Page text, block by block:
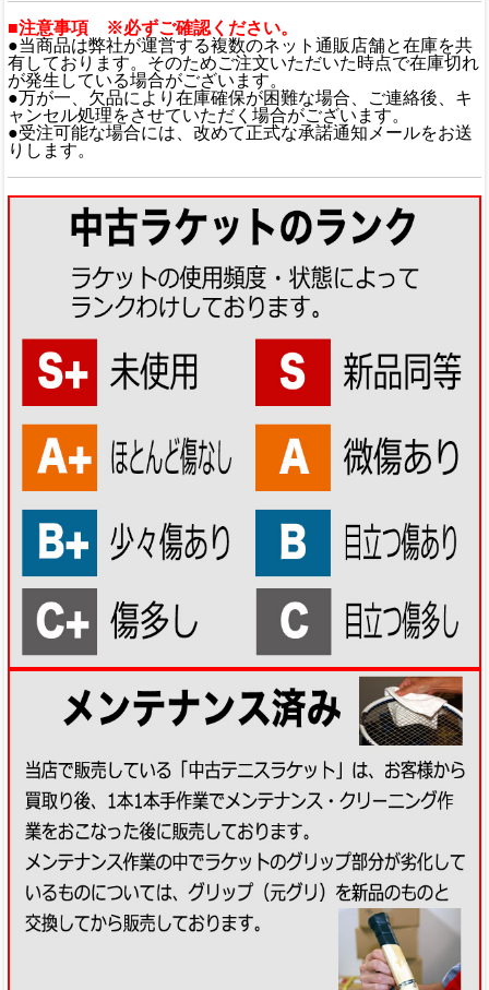
■注意事項 ※必ずご確認ください。
●当商品は弊社が運営する複数のネット通販店舗と在庫を共
有しております。そのためご注文いただいた時点で在庫切れ
が発生している場合がございます。
●万が一、欠品により在庫確保が困難な場合、ご連絡後、キ
ャンセル処理をさせていただく場合がございます。
●受注可能な場合には、改めて正式な承諾通知メールをお送
りします。